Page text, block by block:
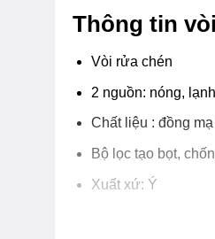
Thông tin
Vòi rửa chén
2 nguồn: nóng, lạnh
Chất liệu : đồng
Bộ lọc tạo bọt,
Xuất xứ: Ý